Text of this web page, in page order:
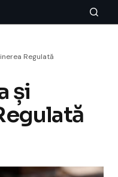
Regulată
și